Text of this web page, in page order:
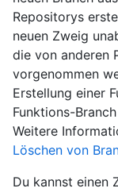
Repositorys
neuen Zweig
die von anderen
vorgenommen
Erstellung einer
Funktions-
Weitere
Löschen von
Du kannst einen